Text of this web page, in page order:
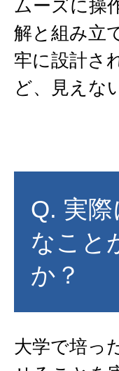
ムーズに操
解と組み立
牢に設計さ
ど、見えな
Q. 実
なこと
か？
大学で培っ